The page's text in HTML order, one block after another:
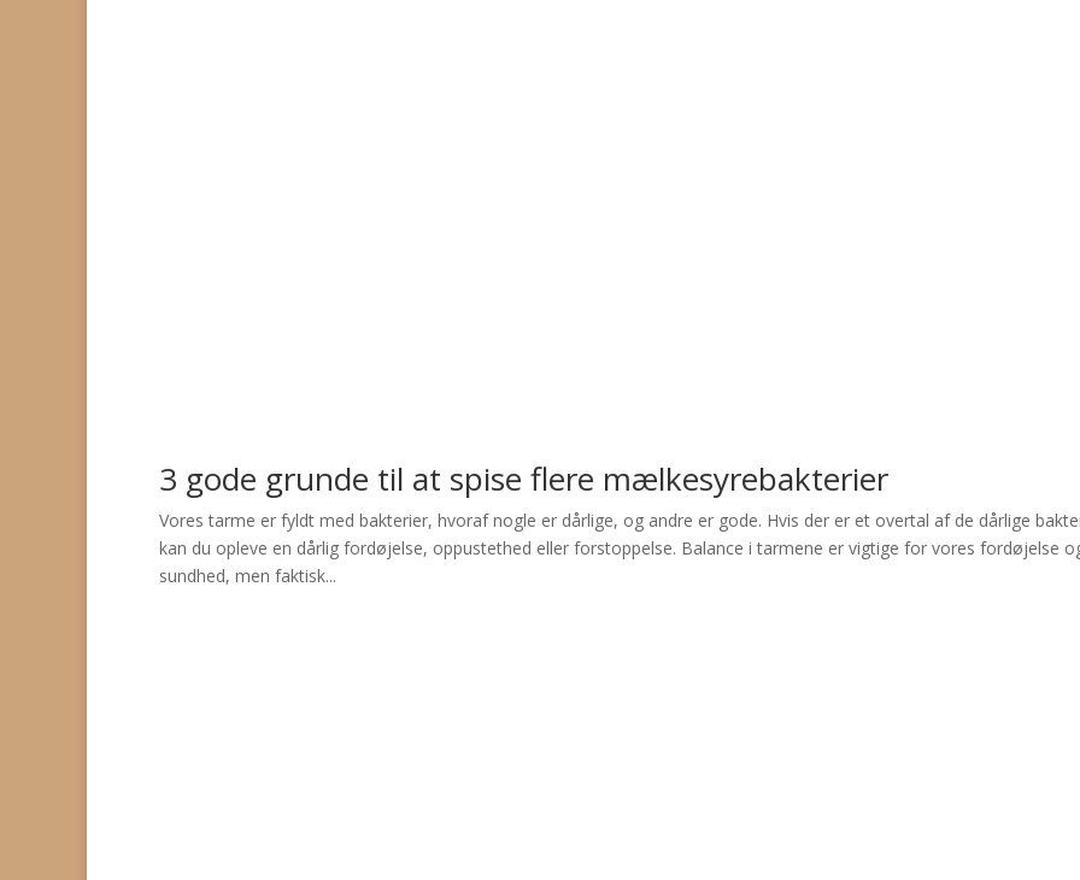
3 gode grunde til at spise flere mælkesyrebakterier
Vores tarme er fyldt med bakterier, hvoraf nogle er dårlige, og andre er gode. Hvis der er et overtal af de dårlige
kan du opleve en dårlig fordøjelse, oppustethed eller forstoppelse. Balance i tarmene er vigtige for vores fordøjelse
sundhed, men faktisk...